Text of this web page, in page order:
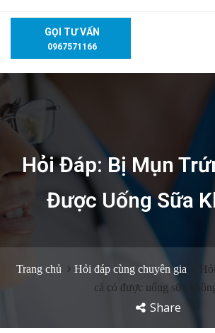
GỌI TƯ VẤN
0967571166
Hỏi Đáp: Bị Mụn
Được Uống Sữa
Trang chủ Hỏi đáp cùng chuyên gia
cá có được uống sữa
Share